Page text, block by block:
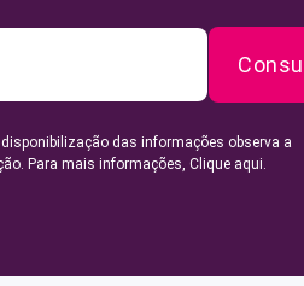
das informações observa a
Para mais informações, Clique aqui.